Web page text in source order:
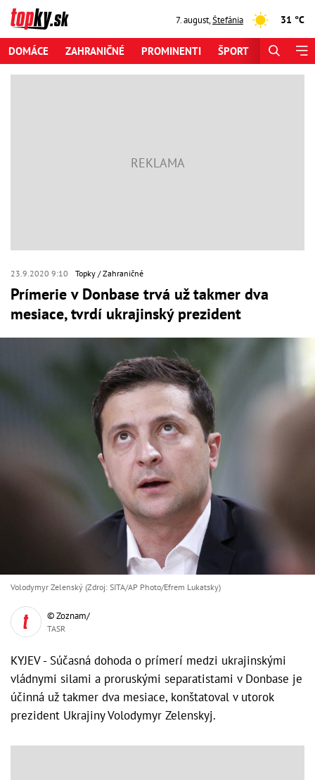
7. august,Štefánia 31 °C
DOMÁCE ZAHRANIČNÉ PROMINENTI ŠPORT
23.9.2020 9:10 Topky Zahraničné
Prímerie v Donbase trvá už takmer dva
mesiace, tvrdí ukrajinský prezident
Volodymyr Zelenský (Zdroj: SITA/AP Photo/Efrem Lukatsky)
© Zoznam/
TASR
KYJEV - Súčasná dohoda o prímerí medzi ukrajinskými
vládnymi silami a proruskými separatistami v Donbase je
účinná už takmer dva mesiace, konštatoval v utorok
prezident Ukrajiny Volodymyr Zelenskyj.